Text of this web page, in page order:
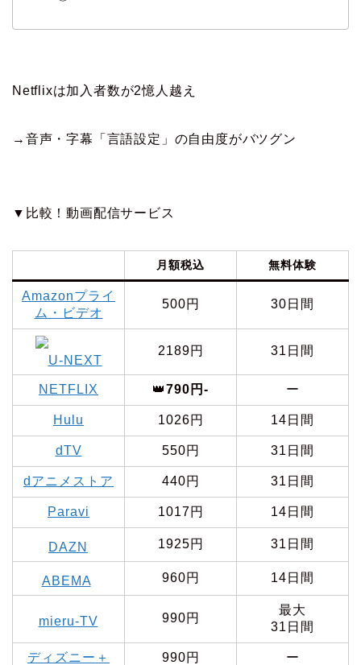
Netflixは加入者数が2憶人越え
→音声・字幕「言語設定」の自由度がバツグン
▼比較！動画配信サービス
月額税込 無料体験
Amazonプライ
ム・ビデオ
500円 30日間
U-NEXT
2189円 31日間
NETFLIX 👑790円- ー
Hulu 1026円 14日間
dTV 550円 31日間
dアニメストア 440円 31日間
Paravi 1017円 14日間
DAZN 1925円 31日間
ABEMA 960円 14日間
mieru-TV 990円
最大
31日間
ディズニー＋ 990円 ー